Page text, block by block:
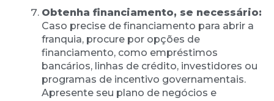
Obtenha financiamento, se necessário:
Caso precise de financiamento para abrir a
franquia, procure por opções de
financiamento, como empréstimos
bancários, linhas de crédito, investidores ou
programas de incentivo governamentais.
Apresente seu plano de negócios e